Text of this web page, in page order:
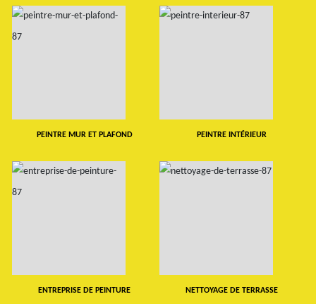
PEINTRE MUR ET PLAFOND PEINTRE INTÉRIEUR
ENTREPRISE DE PEINTURE NETTOYAGE DE TERRASSE